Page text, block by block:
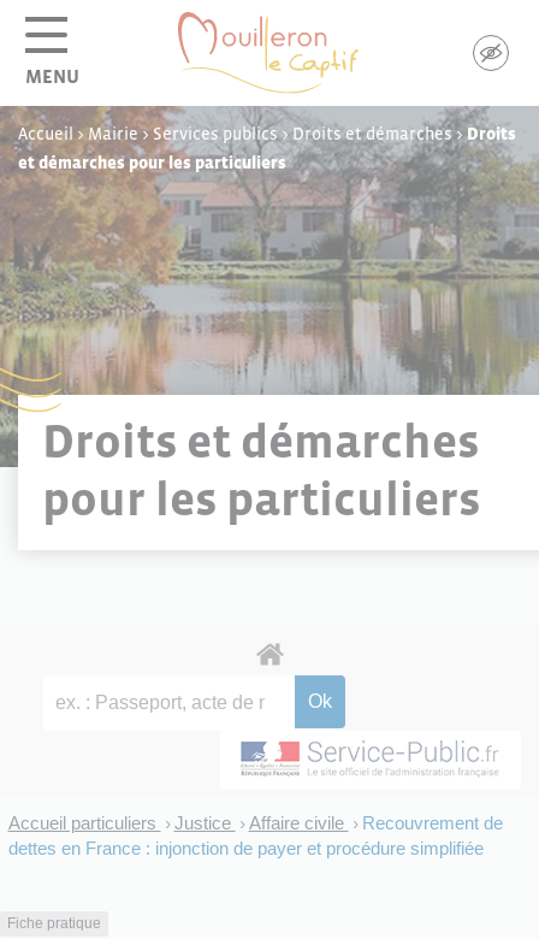
MENU
Accueil >Mairie> Services publics>Droits et démarches>Droits
et démarches pour les particuliers
Droits et démarches
pour les particuliers
Accueil particuliers > Justice > Affaire civile > Recouvrement de
dettes en France : injonction de payer et procédure simplifiée
Fiche pratique
Panneau de gestion des cookies